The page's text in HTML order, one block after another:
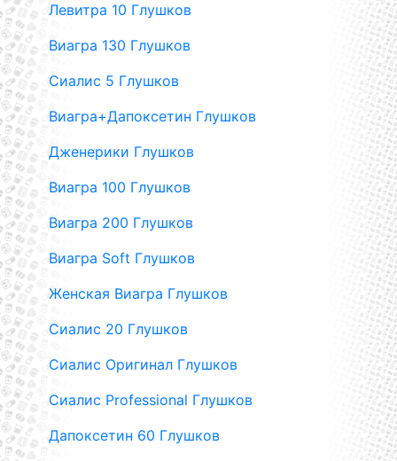
Левитра 10 Глушков
Виагра 130 Глушков
Сиалис 5 Глушков
Виагра+Дапоксетин Глушков
Дженерики Глушков
Виагра 100 Глушков
Виагра 200 Глушков
Виагра Soft Глушков
Женская Виагра Глушков
Сиалис 20 Глушков
Сиалис Оригинал Глушков
Сиалис Professional Глушков
Дапоксетин 60 Глушков